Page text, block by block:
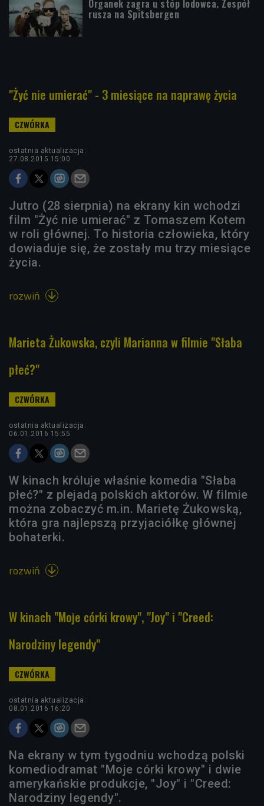
Organek zagra u stóp lodowca. Zespół
rusza na Spitsbergen
"Żyć nie umierać" - 3 miesiące na naprawę życia
ostatnia aktualizacja:
27.08.2015 15:00
Jutro (28 sierpnia) na ekrany kin wchodzi
film "Żyć nie umierać" z Tomaszem Kotem
w roli głównej. To historia człowieka, który
dowiaduje się, że zostały mu trzy miesiące
życia.
rozwiń 
Marieta Żukowska, czyli Marianna w filmie "Słaba
płeć?"
ostatnia aktualizacja:
06.01.2016 15:55
W kinach króluje właśnie komedia "Słaba
płeć?" z plejadą polskich aktorów. W filmie
można zobaczyć m.in. Marietę Żukowską,
która gra najlepszą przyjaciółkę głównej
bohaterki.
rozwiń 
W kinach "Moje córki krowy", "Joy" i "Creed:
Narodziny legendy"
ostatnia aktualizacja:
08.01.2016 16:20
Na ekrany w tym tygodniu wchodzą polski
komediodramat "Moje córki krowy" i dwie
amerykańskie produkcje, "Joy" i "Creed:
Narodziny legendy".